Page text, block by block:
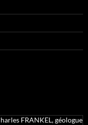
FRANKEL, géologue